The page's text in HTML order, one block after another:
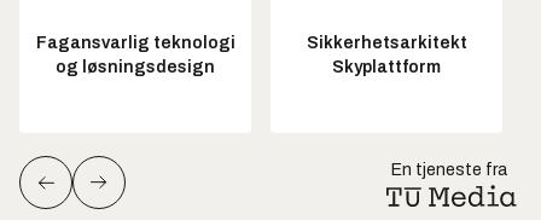
Fagansvarlig teknologi
og løsningsdesign
Sikkerhetsarkitekt
Skyplattform
En tjeneste fra